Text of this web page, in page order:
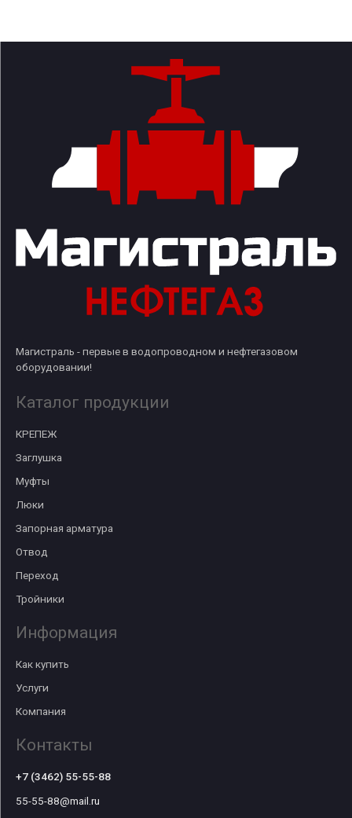
Магистраль - первые в водопроводном и нефтегазовом
оборудовании!
Каталог продукции
КРЕПЕЖ
Заглушка
Муфты
Люки
Запорная арматура
Отвод
Переход
Тройники
Информация
Как купить
Услуги
Компания
Контакты
+7 (3462) 55-55-88
55-55-88@mail.ru